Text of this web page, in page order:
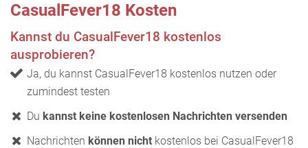
CasualFever18 Kosten
Kannst du CasualFever18 kostenlos
ausprobieren?
Ja, du kannst CasualFever18 kostenlos nutzen oder
zumindest testen
Du kannst keine kostenlosen Nachrichten versenden
Nachrichten können nicht kostenlos bei CasualFever18